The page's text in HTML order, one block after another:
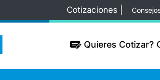
Cotizaciones |
Quieres Cotizar?
Quieres Cotizar?